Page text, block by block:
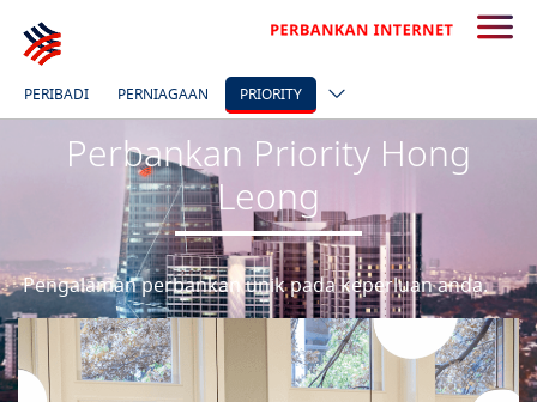
PERIBADI PERNIAGAAN PRIORITY
Perbankan Priority Hong
Leong
Pengalaman perbankan unik pada keperluan anda.